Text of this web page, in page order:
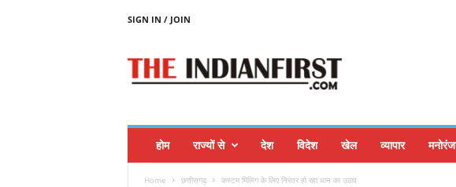
SIGN IN / JOIN
होम राज्यों से देश विदेश खेल व्यापार
Home छत्तीसगढ़ कस्टम मिलिंग के लिए निरंतर हो रहा धान का उठाव